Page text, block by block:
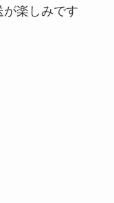
楽しみです